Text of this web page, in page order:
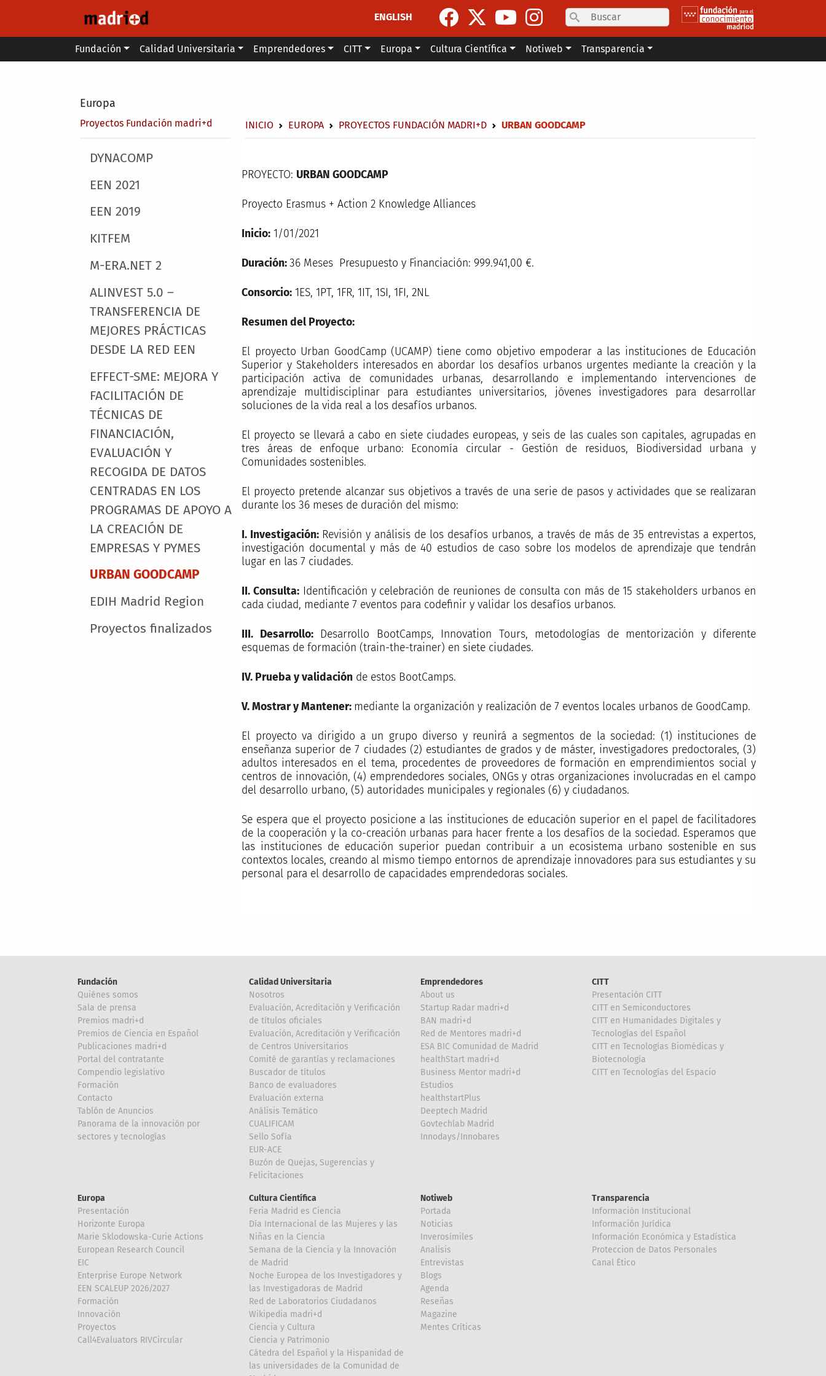
ENGLISH
Search
Main menu
Fundación Calidad Universitaria Emprendedores CITT Europa Cultura Científica Notiweb Transparencia
Europa
Proyectos Fundación madri+d Sobrescribir enlaces de ayuda a la navegación
INICIO EUROPA PROYECTOS FUNDACIÓN MADRI+D URBAN GOODCAMP
Main menu
DYNACOMP
EEN 2021
EEN 2019
KITFEM
M-ERA.NET 2
ALINVEST 5.0 –
TRANSFERENCIA DE
MEJORES PRÁCTICAS
DESDE LA RED EEN
EFFECT-SME: MEJORA Y
FACILITACIÓN DE
TÉCNICAS DE
FINANCIACIÓN,
EVALUACIÓN Y
RECOGIDA DE DATOS
CENTRADAS EN LOS
PROGRAMAS DE APOYO A
LA CREACIÓN DE
EMPRESAS Y PYMES
URBAN GOODCAMP
EDIH Madrid Region
Proyectos finalizados
PROYECTO: URBAN GOODCAMP
Proyecto Erasmus + Action 2 Knowledge Alliances
Inicio: 1/01/2021
Duración:36 Meses Presupuesto y Financiación: 999.941,00 €.
Consorcio: 1ES, 1PT, 1FR, 1IT, 1SI, 1FI, 2NL
Resumen del Proyecto:
El proyecto Urban GoodCamp (UCAMP) tiene como objetivo empoderar a las instituciones de Educación
Superior y Stakeholders interesados en abordar los desafíos urbanos urgentes mediante la creación y la
participación activa de comunidades urbanas, desarrollando e implementando intervenciones de
aprendizaje multidisciplinar para estudiantes universitarios, jóvenes investigadores para desarrollar
soluciones de la vida real a los desafíos urbanos.
El proyecto se llevará a cabo en siete ciudades europeas, y seis de las cuales son capitales, agrupadas en
tres áreas de enfoque urbano: Economía circular - Gestión de residuos, Biodiversidad urbana y
Comunidades sostenibles.
El proyecto pretende alcanzar sus objetivos a través de una serie de pasos y actividades que se realizaran
durante los 36 meses de duración del mismo:
I. Investigación: Revisión y análisis de los desafíos urbanos, a través de más de 35 entrevistas a expertos,
investigación documental y más de 40 estudios de caso sobre los modelos de aprendizaje que tendrán
lugar en las 7 ciudades.
II. Consulta:Identificación y celebración de reuniones de consulta con más de 15 stakeholders urbanos en
cada ciudad, mediante 7 eventos para codefinir y validar los desafíos urbanos.
III. Desarrollo:Desarrollo BootCamps, Innovation Tours, metodologías de mentorización y diferente
esquemas de formación (train-the-trainer) en siete ciudades.
IV. Prueba y validación de estos BootCamps.
V. Mostrar y Mantener: mediante la organización y realización de 7 eventos locales urbanos de GoodCamp.
El proyecto va dirigido a un grupo diverso y reunirá a segmentos de la sociedad: (1) instituciones de
enseñanza superior de 7 ciudades (2) estudiantes de grados y de máster, investigadores predoctorales, (3)
adultos interesados en el tema, procedentes de proveedores de formación en emprendimientos social y
centros de innovación, (4) emprendedores sociales, ONGs y otras organizaciones involucradas en el campo
del desarrollo urbano, (5) autoridades municipales y regionales (6) y ciudadanos.
Se espera que el proyecto posicione a las instituciones de educación superior en el papel de facilitadores
de la cooperación y la co-creación urbanas para hacer frente a los desafíos de la sociedad. Esperamos que
las instituciones de educación superior puedan contribuir a un ecosistema urbano sostenible en sus
contextos locales, creando al mismo tiempo entornos de aprendizaje innovadores para sus estudiantes y su
personal para el desarrollo de capacidades emprendedoras sociales.
Fundación
Quiénes somos
Sala de prensa
Premios madri+d
Premios de Ciencia en Español
Publicaciones madri+d
Portal del contratante
Compendio legislativo
Formación
Contacto
Tablón de Anuncios
Panorama de la innovación por
sectores y tecnologías
Calidad Universitaria
Nosotros
Evaluación, Acreditación y Verificación
de títulos oficiales
Evaluación, Acreditación y Verificación
de Centros Universitarios
Comité de garantías y reclamaciones
Buscador de títulos
Banco de evaluadores
Evaluación externa
Análisis Temático
CUALIFICAM
Sello Sofía
EUR-ACE
Buzón de Quejas, Sugerencias y
Felicitaciones
Emprendedores
About us
Startup Radar madri+d
BAN madri+d
Red de Mentores madri+d
ESA BIC Comunidad de Madrid
healthStart madri+d
Business Mentor madri+d
Estudios
healthstartPlus
Deeptech Madrid
Govtechlab Madrid
Innodays/Innobares
CITT
Presentación CITT
CITT en Semiconductores
CITT en Humanidades Digitales y
Tecnologías del Español
CITT en Tecnologías Biomédicas y
Biotecnología
CITT en Tecnologías del Espacio
Europa
Presentación
Horizonte Europa
Marie Sklodowska-Curie Actions
European Research Council
EIC
Enterprise Europe Network
EEN SCALEUP 2026/2027
Formación
Innovación
Proyectos
Call4Evaluators RIVCircular
Cultura Científica
Feria Madrid es Ciencia
Día Internacional de las Mujeres y las
Niñas en la Ciencia
Semana de la Ciencia y la Innovación
de Madrid
Noche Europea de los Investigadores y
las Investigadoras de Madrid
Red de Laboratorios Ciudadanos
Wikipedia madri+d
Ciencia y Cultura
Ciencia y Patrimonio
Cátedra del Español y la Hispanidad de
las universidades de la Comunidad de
Notiweb
Portada
Noticias
Inverosímiles
Analisis
Entrevistas
Blogs
Agenda
Reseñas
Magazine
Mentes Críticas
Transparencia
Información Institucional
Información Jurídica
Información Económica y Estadística
Proteccion de Datos Personales
Canal Ético